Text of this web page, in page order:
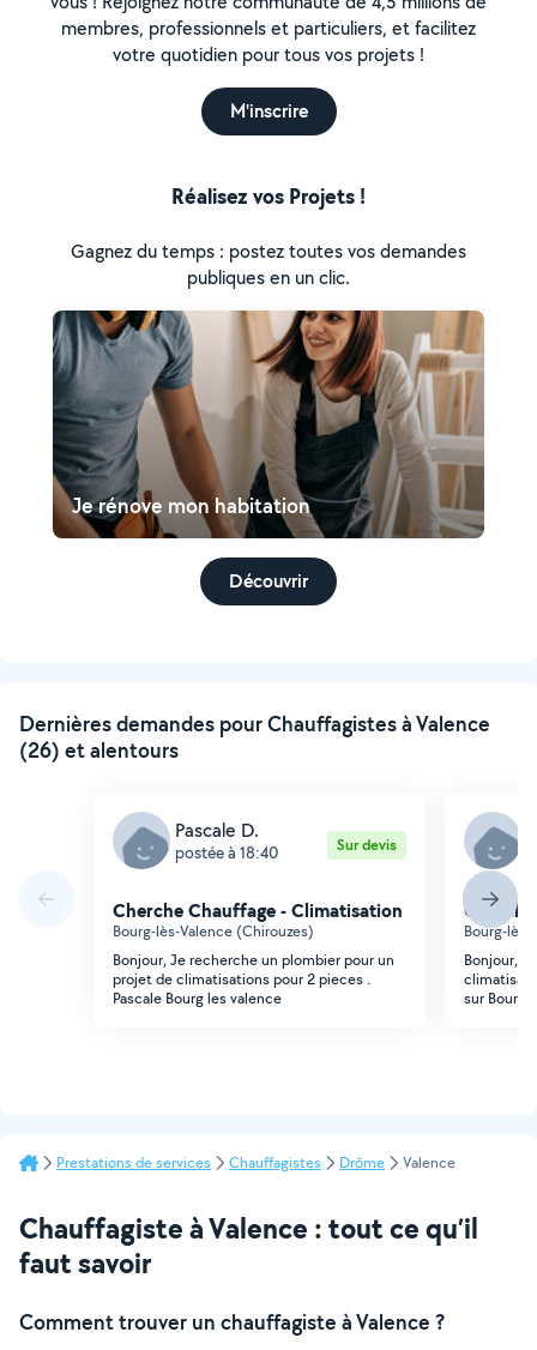
membres, professionnels et particuliers, et facilitez
votre quotidien pour tous vos projets !
M'inscrire
Réalisez vos Projets !
Gagnez du temps : postez toutes vos demandes
publiques en un clic.
Je rénove mon habitation
Découvrir
Dernières demandes pour Chauffagistes à Valence
(26) et alentours
Pascale D.
postée à 18:40 Sur devis
Cherche Chauffage - Climatisation
Bourg-lès-Valence (Chirouzes)
Bonjour, Je recherche un plombier pour un
projet de climatisations pour 2 pieces .
Pascale Bourg les valence
Bourg-
Bonjour,
sur Bourg
Prestations de services Chauffagistes Drôme Valence
Chauffagiste à Valence : tout ce qu’il
faut savoir
Comment trouver un chauffagiste à Valence ?